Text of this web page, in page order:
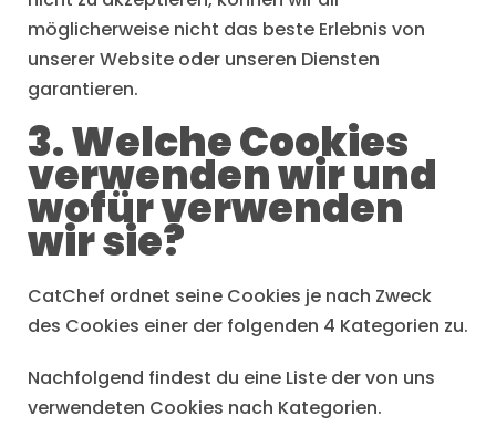
möglicherweise nicht das beste Erlebnis von
unserer Website oder unseren Diensten
garantieren.
3. Welche Cookies
verwenden wir und
wofür verwenden
wir sie?
CatChef ordnet seine Cookies je nach Zweck
des Cookies einer der folgenden 4 Kategorien zu.
Nachfolgend findest du eine Liste der von uns
verwendeten Cookies nach Kategorien.